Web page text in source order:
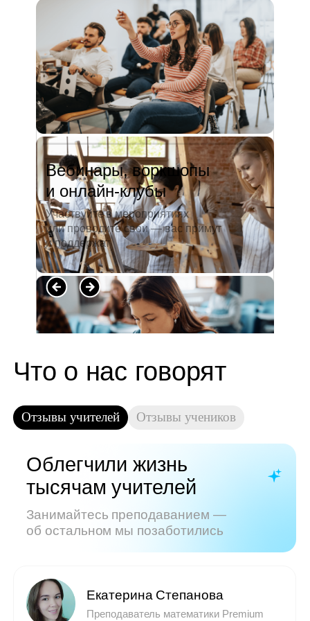
Вебинары, воркшопы
и онлайн-клубы
Участвуйте в мероприятиях
или проводите свои — вас примут
и поддержат
педагогический университет, пошла
преподавать в школу. Проработав в ней
5 лет, я поняла, что нужно двигать...
Читать полностью →
Показать все отзывы
Часто задаваемые
вопросы